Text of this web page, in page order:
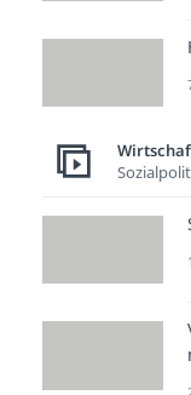
nach